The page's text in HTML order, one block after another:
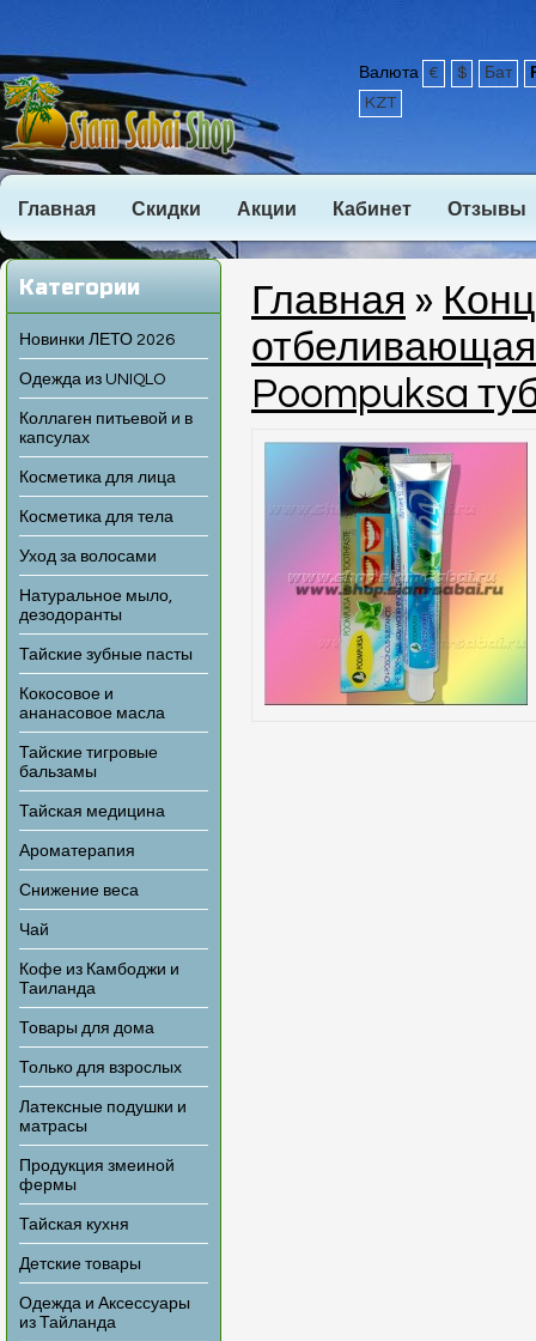
Валюта € $ Бат
KZT
Главная Скидки Акции Кабинет Отзывы
Категории
Новинки ЛЕТО 2026
Одежда из UNIQLO
Коллаген питьевой и в
капсулах
Косметика для лица
Косметика для тела
Уход за волосами
Натуральное мыло,
дезодоранты
Тайские зубные пасты
Кокосовое и
ананасовое масла
Тайские тигровые
бальзамы
Тайская медицина
Ароматерапия
Снижение веса
Чай
Кофе из Камбоджи и
Таиланда
Товары для дома
Только для взрослых
Латексные подушки и
матрасы
Продукция змеиной
фермы
Тайская кухня
Детские товары
Одежда и Аксессуары
из Тайланда
Главная »
отбеливающая
Poompuksa